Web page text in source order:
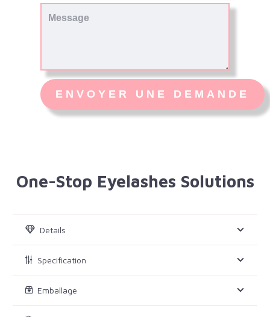
One-Stop Eyelashes Solutions
Details
Specification
Emballage